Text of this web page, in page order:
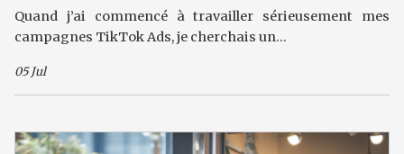
Quand j’ai commencé à travailler sérieusement mes
campagnes TikTok Ads, je cherchais un...
05 Jul